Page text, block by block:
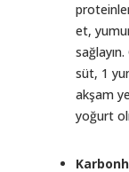
et,
süt, 1
akşam
yoğurt